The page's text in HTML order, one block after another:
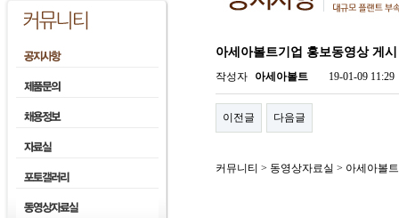
아세아볼트기업 홍보동영상 게시
작성자 아세아볼트 19-01-09 11:29
이전글 다음글
커뮤니티 > 동영상자료실 > 아세아볼